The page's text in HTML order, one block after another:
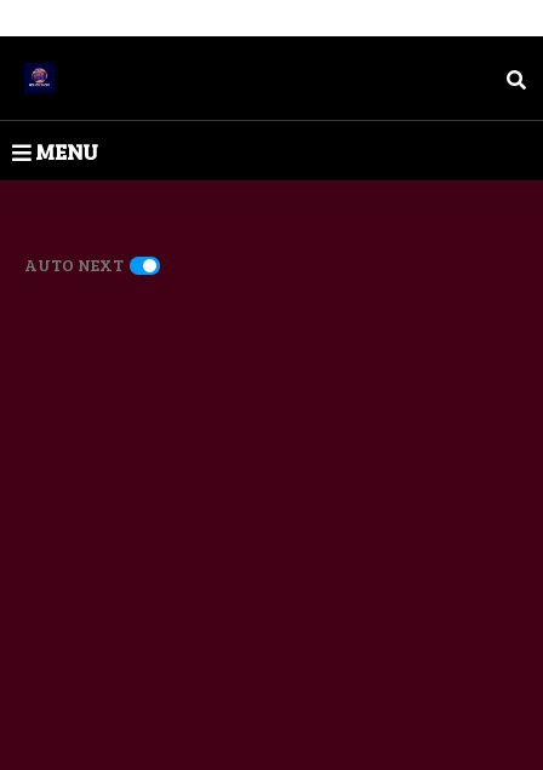
MENU
AUTO NEXT